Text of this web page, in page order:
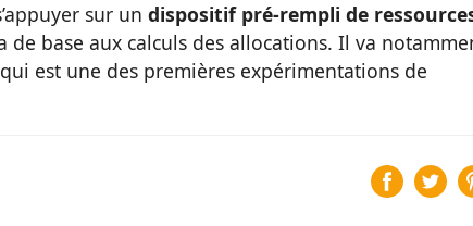
sur un dispositif pré-rempli de
de base aux calculs des allocations. Il va
est une des premières expérimentations de